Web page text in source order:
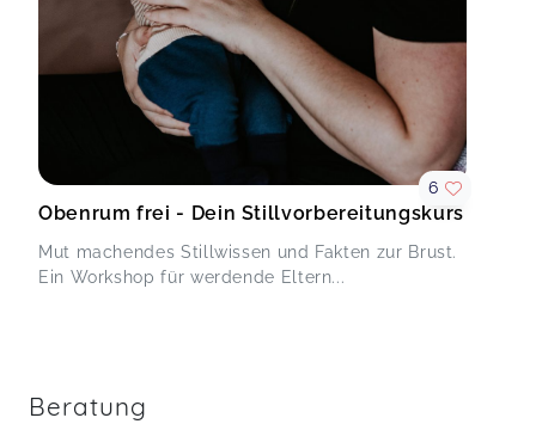
Obenrum frei - Dein Stillvorbereitungskurs
Mut machendes Stillwissen und Fakten zur Brust.
Ein Workshop für werdende Eltern...
6
Beratung